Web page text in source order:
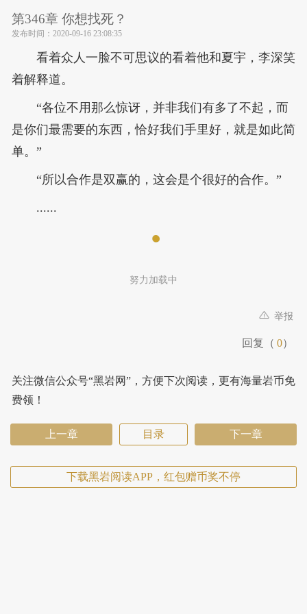
第346章 你想找死？
发布时间： 2020-09-16 23:08:35
看着众人一脸不可思议的看着他和夏宇，李深笑
着解释道。
“各位不用那么惊讶，并非我们有多了不起，而
是你们最需要的东西，恰好我们手里好，就是如此简
单。”
“所以合作是双赢的，这会是个很好的合作。”
......
努力加载中
举报
回复（ 0）
关注微信公众号“黑岩网”，方便下次阅读，更有海量岩币免
费领！
上一章 目录 下一章
下载黑岩阅读APP，红包赠币奖不停